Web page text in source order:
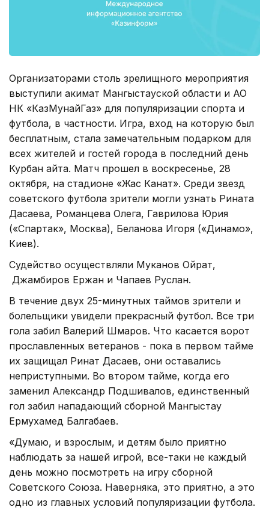
Организаторами столь зрелищного мероприятия
выступили акимат Мангыстауской области и АО
НК «КазМунайГаз» для популяризации спорта и
футбола, в частности. Игра, вход на которую был
бесплатным, стала замечательным подарком для
всех жителей и гостей города в последний день
Курбан айта. Матч прошел в воскресенье, 28
октября, на стадионе «Жас Канат». Среди звезд
советского футбола зрители могли узнать Рината
Дасаева, Романцева Олега, Гаврилова Юрия
(«Спартак», Москва), Беланова Игоря («Динамо»,
Киев).
Судейство осуществляли Муканов Ойрат,
Джамбиров Ержан и Чапаев Руслан.
В течение двух 25-минутных таймов зрители и
болельщики увидели прекрасный футбол. Все три
гола забил Валерий Шмаров. Что касается ворот
прославленных ветеранов - пока в первом тайме
их защищал Ринат Дасаев, они оставались
неприступными. Во втором тайме, когда его
заменил Александр Подшивалов, единственный
гол забил нападающий сборной Мангыстау
Ермухамед Балгабаев.
«Думаю, и взрослым, и детям было приятно
наблюдать за нашей игрой, все-таки не каждый
день можно посмотреть на игру сборной
Советского Союза. Наверняка, это приятно, а это
одно из главных условий популяризации футбола.